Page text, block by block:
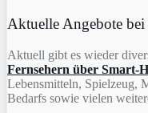
Aktuelle Angebote bei
Aktuell gibt es wieder
Fernsehern über Smart-
Lebensmitteln, Spielzeug,
Bedarfs sowie vielen